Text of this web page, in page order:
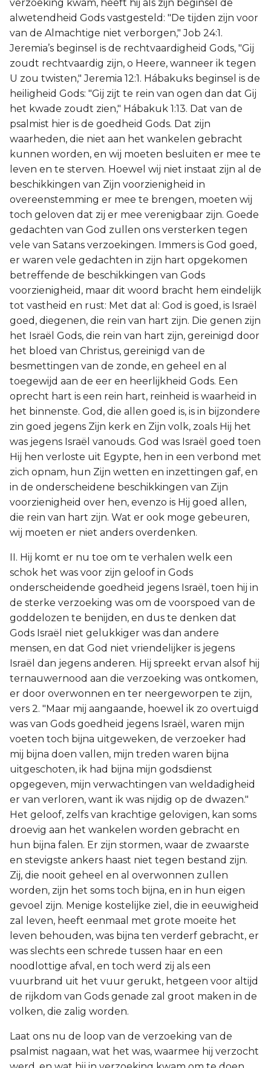
verzoeking kwam, heeft hij als zijn beginsel de
alwetendheid Gods vastgesteld: "De tijden zijn voor
van de Almachtige niet verborgen," Job 24:1.
Jeremia’s beginsel is de rechtvaardigheid Gods, "Gij
zoudt rechtvaardig zijn, o Heere, wanneer ik tegen
U zou twisten," Jeremia 12:1. Hábakuks beginsel is de
heiligheid Gods: "Gij zijt te rein van ogen dan dat Gij
het kwade zoudt zien," Hábakuk 1:13. Dat van de
psalmist hier is de goedheid Gods. Dat zijn
waarheden, die niet aan het wankelen gebracht
kunnen worden, en wij moeten besluiten er mee te
leven en te sterven. Hoewel wij niet instaat zijn al de
beschikkingen van Zijn voorzienigheid in
overeenstemming er mee te brengen, moeten wij
toch geloven dat zij er mee verenigbaar zijn. Goede
gedachten van God zullen ons versterken tegen
vele van Satans verzoekingen. Immers is God goed,
er waren vele gedachten in zijn hart opgekomen
betreffende de beschikkingen van Gods
voorzienigheid, maar dit woord bracht hem eindelijk
tot vastheid en rust: Met dat al: God is goed, is Israël
goed, diegenen, die rein van hart zijn. Die genen zijn
het Israël Gods, die rein van hart zijn, gereinigd door
het bloed van Christus, gereinigd van de
besmettingen van de zonde, en geheel en al
toegewijd aan de eer en heerlijkheid Gods. Een
oprecht hart is een rein hart, reinheid is waarheid in
het binnenste. God, die allen goed is, is in bijzondere
zin goed jegens Zijn kerk en Zijn volk, zoals Hij het
was jegens Israël vanouds. God was Israël goed toen
Hij hen verloste uit Egypte, hen in een verbond met
zich opnam, hun Zijn wetten en inzettingen gaf, en
in de onderscheidene beschikkingen van Zijn
voorzienigheid over hen, evenzo is Hij goed allen,
die rein van hart zijn. Wat er ook moge gebeuren,
wij moeten er niet anders overdenken.
II. Hij komt er nu toe om te verhalen welk een
schok het was voor zijn geloof in Gods
onderscheidende goedheid jegens Israël, toen hij in
de sterke verzoeking was om de voorspoed van de
goddelozen te benijden, en dus te denken dat
Gods Israël niet gelukkiger was dan andere
mensen, en dat God niet vriendelijker is jegens
Israël dan jegens anderen. Hij spreekt ervan alsof hij
ternauwernood aan die verzoeking was ontkomen,
er door overwonnen en ter neergeworpen te zijn,
vers 2. "Maar mij aangaande, hoewel ik zo overtuigd
was van Gods goedheid jegens Israël, waren mijn
voeten toch bijna uitgeweken, de verzoeker had
mij bijna doen vallen, mijn treden waren bijna
uitgeschoten, ik had bijna mijn godsdienst
opgegeven, mijn verwachtingen van weldadigheid
er van verloren, want ik was nijdig op de dwazen."
Het geloof, zelfs van krachtige gelovigen, kan soms
droevig aan het wankelen worden gebracht en
hun bijna falen. Er zijn stormen, waar de zwaarste
en stevigste ankers haast niet tegen bestand zijn.
Zij, die nooit geheel en al overwonnen zullen
worden, zijn het soms toch bijna, en in hun eigen
gevoel zijn. Menige kostelijke ziel, die in eeuwigheid
zal leven, heeft eenmaal met grote moeite het
leven behouden, was bijna ten verderf gebracht, er
was slechts een schrede tussen haar en een
noodlottige afval, en toch werd zij als een
vuurbrand uit het vuur gerukt, hetgeen voor altijd
de rijkdom van Gods genade zal groot maken in de
volken, die zalig worden.
Laat ons nu de loop van de verzoeking van de
psalmist nagaan, wat het was, waarmee hij verzocht